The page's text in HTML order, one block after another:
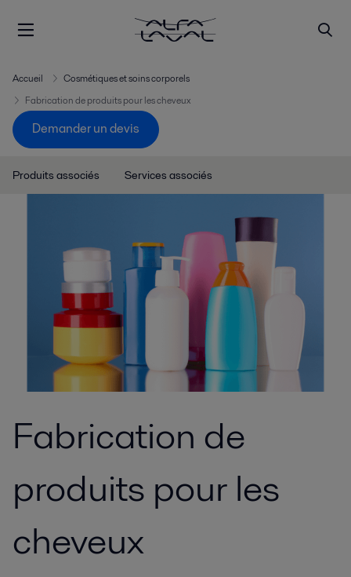
Accueil
Cosmétiques et soins corporels
Fabrication de produits pour les cheveux
Demander un devis
Produits associés Services associés
Fabrication de
produits pour les
cheveux